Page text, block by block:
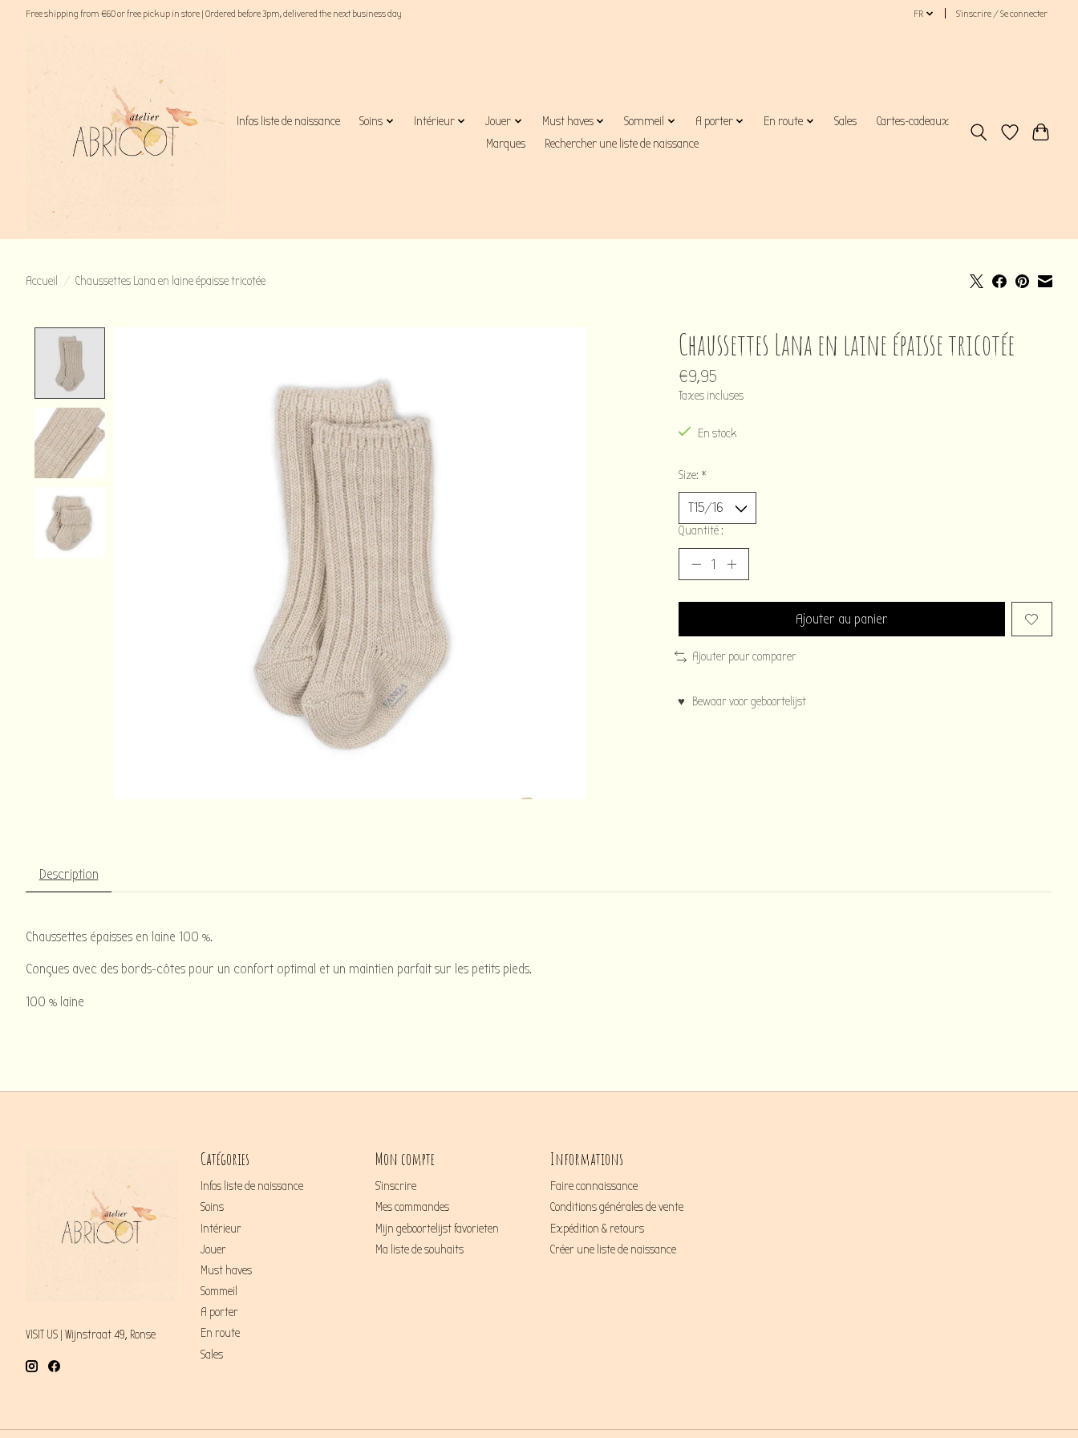
Free shipping from €60 or free pick up in store | Ordered before 3pm, delivered the next business day FR S’inscrire / Se connecter
Infos liste de naissance Soins Intérieur Jouer Must haves Sommeil A porter En route Sales
Cartes-cadeaux
Marques
Rechercher une liste de naissance
Accueil / Chaussettes Lana en laine épaisse tricotée
Chaussettes Lana en laine épaisse tricotée
€9,95
Taxes incluses
En stock
Size: *
Quantité :
Ajouter au panier
Ajouter pour comparer
♥ Bewaar voor geboortelijst
Description
Chaussettes épaisses en laine 100 %.
Conçues avec des bords-côtes pour un confort optimal et un maintien parfait sur les petits pieds.
100 % laine
VISIT US | Wijnstraat 49, Ronse
Catégories
Infos liste de naissance
Soins
Intérieur
Jouer
Must haves
Sommeil
A porter
En route
Sales
Mon compte
S'inscrire
Mes commandes
Mijn geboortelijst favorieten
Ma liste de souhaits
Informations
Faire connaissance
Conditions générales de vente
Expédition & retours
Créer une liste de naissance